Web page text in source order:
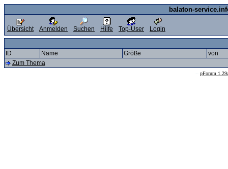
balaton-
Übersicht Anmelden Suchen Hilfe Top-User Login
ID Name Größe
von
Zum Thema
pForum